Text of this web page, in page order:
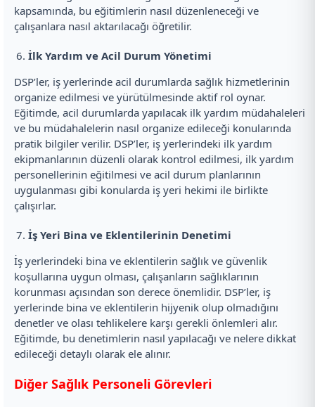
kapsamında, bu eğitimlerin nasıl düzenleneceği ve
çalışanlara nasıl aktarılacağı öğretilir.
İlk Yardım ve Acil Durum Yönetimi
DSP’ler, iş yerlerinde acil durumlarda sağlık hizmetlerinin
organize edilmesi ve yürütülmesinde aktif rol oynar.
Eğitimde, acil durumlarda yapılacak ilk yardım müdahaleleri
ve bu müdahalelerin nasıl organize edileceği konularında
pratik bilgiler verilir. DSP’ler, iş yerlerindeki ilk yardım
ekipmanlarının düzenli olarak kontrol edilmesi, ilk yardım
personellerinin eğitilmesi ve acil durum planlarının
uygulanması gibi konularda iş yeri hekimi ile birlikte
çalışırlar.
İş Yeri Bina ve Eklentilerinin Denetimi
İş yerlerindeki bina ve eklentilerin sağlık ve güvenlik
koşullarına uygun olması, çalışanların sağlıklarının
korunması açısından son derece önemlidir. DSP’ler, iş
yerlerinde bina ve eklentilerin hijyenik olup olmadığını
denetler ve olası tehlikelere karşı gerekli önlemleri alır.
Eğitimde, bu denetimlerin nasıl yapılacağı ve nelere dikkat
edileceği detaylı olarak ele alınır.
Diğer Sağlık Personeli Görevleri